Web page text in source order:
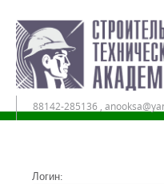
88142-285136 ,
Дистанционное
Логин: